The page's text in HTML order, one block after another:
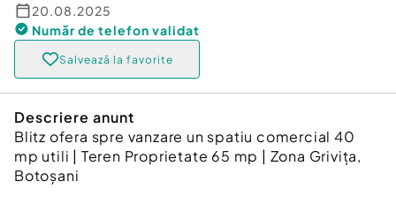
20.08.2025
Număr de telefon validat
Salvează la favorite
Descriere anunt
Blitz ofera spre vanzare un spatiu comercial 40
mp utili | Teren Proprietate 65 mp | Zona Grivița,
Botoșani